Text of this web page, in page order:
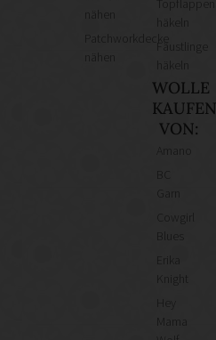
Patchworkdecke
Topflappen
häkeln
Fäustlinge
häkeln
WOLLE
KAUFEN
VON:
Cowgirl
Knight
Mama